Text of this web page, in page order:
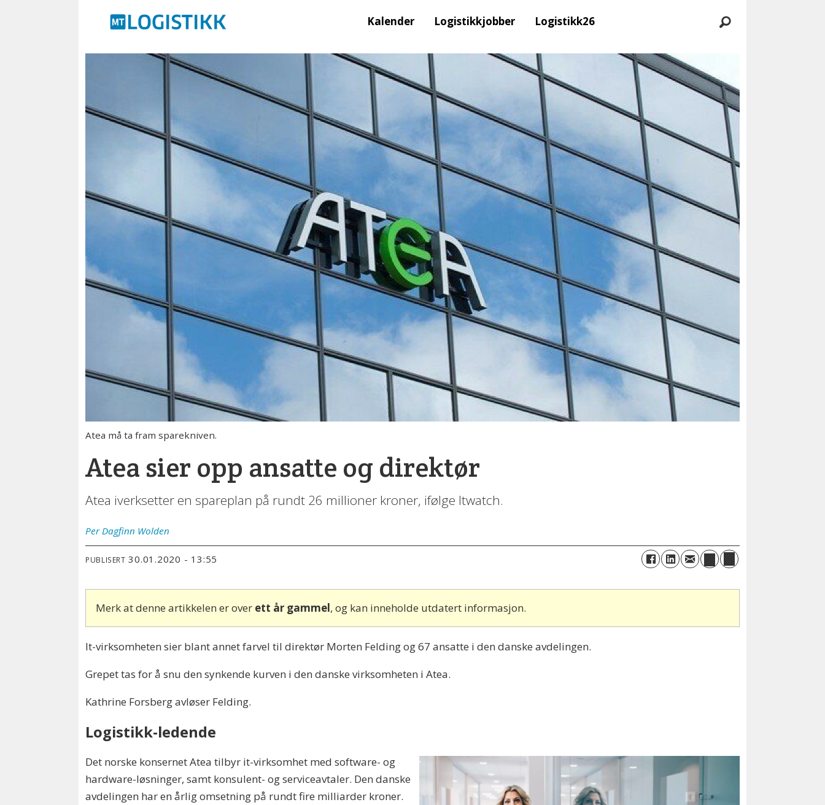
Kalender Logistikkjobber Logistikk26
Atea må ta fram sparekniven.
Atea sier opp ansatte og direktør
Atea iverksetter en spareplan på rundt 26 millioner kroner, ifølge Itwatch.
Per Dagfinn Wolden
PUBLISERT 30.01.2020 - 13:55
Merk at denne artikkelen er over ett år gammel, og kan inneholde utdatert informasjon.
It-virksomheten sier blant annet farvel til direktør Morten Felding og 67 ansatte i den danske avdelingen.
Grepet tas for å snu den synkende kurven i den danske virksomheten i Atea.
Kathrine Forsberg avløser Felding.
Logistikk-ledende
Det norske konsernet Atea tilbyr it-virksomhet med software- og
hardware-løsninger, samt konsulent- og serviceavtaler. Den danske
avdelingen har en årlig omsetning på rundt fire milliarder kroner.